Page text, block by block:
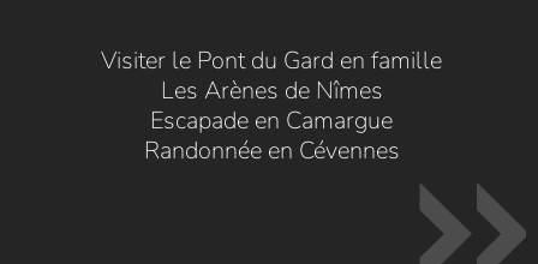
Visiter le Pont du Gard en famille
Les Arènes de Nîmes
Escapade en Camargue
Randonnée en Cévennes